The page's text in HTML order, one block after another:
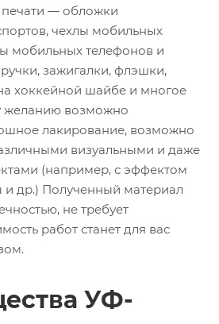
печати — обложки
чехлы мобильных
мобильных телефонов и
зажигалки, флэшки,
хоккейной шайбе и многое
желанию возможно
лакирование, возможно
визуальными и даже
(например, с эффектом
и др.) Полученный материал
не требует
работ станет для вас
УФ-